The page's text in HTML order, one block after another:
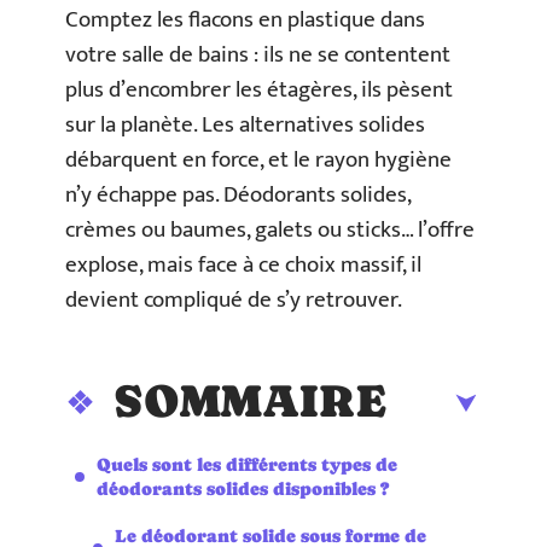
Comptez les flacons en plastique dans
votre salle de bains : ils ne se contentent
plus d’encombrer les étagères, ils pèsent
sur la planète. Les alternatives solides
débarquent en force, et le rayon hygiène
n’y échappe pas. Déodorants solides,
crèmes ou baumes, galets ou sticks… l’offre
explose, mais face à ce choix massif, il
devient compliqué de s’y retrouver.
SOMMAIRE
Quels sont les différents types de
déodorants solides disponibles ?
Le déodorant solide sous forme de